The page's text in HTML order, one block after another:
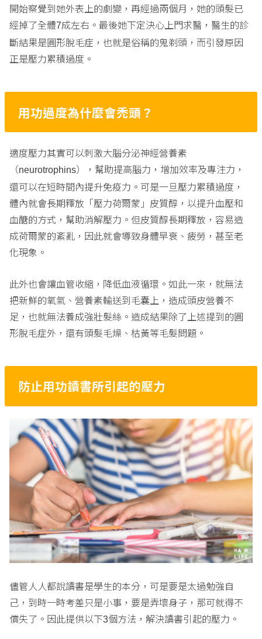
開始察覺到她外表上的劇變，再經過兩個月，她的頭髮已
經掉了全體7成左右。最後她下定決心上門求醫，醫生的診
斷結果是圓形脫毛症，也就是俗稱的鬼剃頭，而引發原因
正是壓力累積過度。
用功過度為什麼會禿頭？
適度壓力其實可以刺激大腦分泌神經營養素
（neurotrophins），幫助提高腦力，增加效率及專注力，
還可以在短時間內提升免疫力。可是一旦壓力累積過度，
體內就會長期釋放「壓力荷爾蒙」皮質醇，以提升血壓和
血醣的方式，幫助消解壓力。但皮質醇長期釋放，容易造
成荷爾蒙的紊亂，因此就會導致身體早衰、疲勞，甚至老
化現象。
此外也會讓血管收縮，降低血液循環。如此一來，就無法
把新鮮的氧氣、營養素輸送到毛囊上，造成頭皮營養不
足，也就無法養成強壯髮絲。造成結果除了上述提到的圓
形脫毛症外，還有頭髮毛燥、枯黃等毛髮問題。
防止用功讀書所引起的壓力
儘管人人都說讀書是學生的本分，可是要是太過勉強自
己，到時一時考差只是小事，要是弄壞身子，那可就得不
償失了。因此提供以下3個方法，解決讀書引起的壓力。